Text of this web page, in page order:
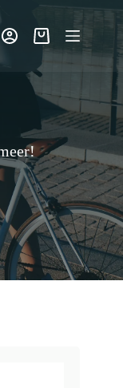
Winkelwagen